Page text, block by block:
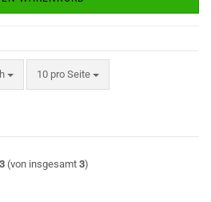
10 pro Seite
pro Seite
3 (von insgesamt 3)